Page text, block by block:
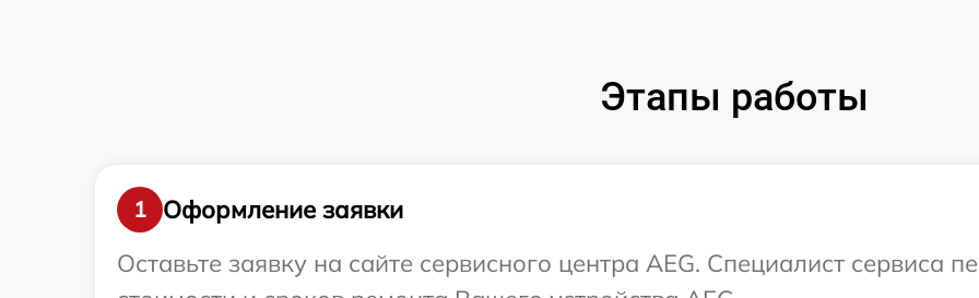
Этапы работы
1
Оформление заявки
Оставьте заявку на сайте сервисного центра AEG. Специалист сервиса